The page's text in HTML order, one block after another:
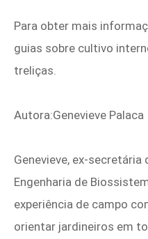
Para obter mais
guias sobre cultivo
treliças.
Autora:Genevieve Palaca
Genevieve, ex-
Engenharia de
experiência de campo
orientar jardineiros em